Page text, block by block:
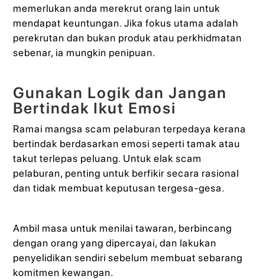
memerlukan anda merekrut orang lain untuk
mendapat keuntungan. Jika fokus utama adalah
perekrutan dan bukan produk atau perkhidmatan
sebenar, ia mungkin penipuan.
Gunakan Logik dan Jangan
Bertindak Ikut Emosi
Ramai mangsa scam pelaburan terpedaya kerana
bertindak berdasarkan emosi seperti tamak atau
takut terlepas peluang. Untuk elak scam
pelaburan, penting untuk berfikir secara rasional
dan tidak membuat keputusan tergesa-gesa.
Ambil masa untuk menilai tawaran, berbincang
dengan orang yang dipercayai, dan lakukan
penyelidikan sendiri sebelum membuat sebarang
komitmen kewangan.